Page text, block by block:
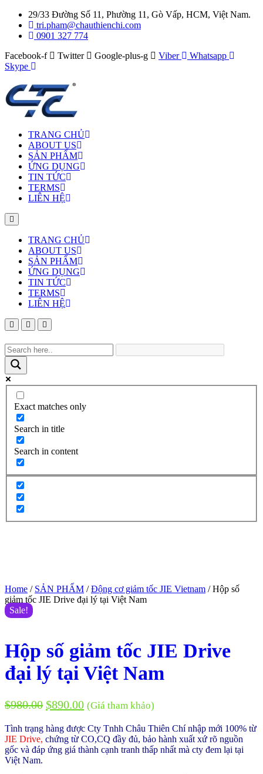
29/33 Đường Số 11, Phường 11, Gò Vấp, HCM, Việt Nam.
tri.pham@chauthienchi.com
0901 327 774
Facebook-f
Twitter Google-plus-g Viber
Whatsapp
Skype
TRANG CHỦ
ABOUT US
SẢN PHẨM
ỨNG DỤNG
TIN TỨC
TERMS
LIÊN HỆ
TRANG CHỦ
ABOUT US
SẢN PHẨM
ỨNG DỤNG
TIN TỨC
TERMS
LIÊN HỆ
Exact matches only
Search in title
Search in content
Home / SẢN PHẨM /Động cơ giảm tốc JIE Vietnam / Hộp số
giảm tốc JIE Drive đại lý tại Việt Nam
Sale!
Hộp số giảm tốc JIE Drive
đại lý tại Việt Nam
$980.00 $890.00 (Giá tham khảo)
Tình trạng hàng được Cty Tnhh Châu Thiên Chí nhập mới 100% từ
JIE Drive, chứng từ CO,CQ đầy đủ, bảo hành xuất xứ rõ nguồn
gốc và đáp ứng giá thành cạnh tranh thấp nhất mà cty đem lại tại
Việt Nam.